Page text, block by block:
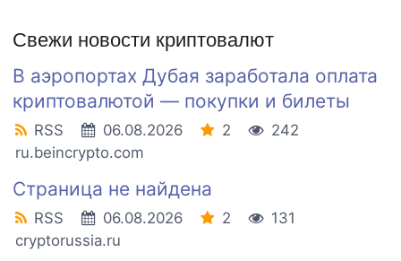
Свежи новости криптовалют
В аэропортах Дубая заработала оплата
криптовалютой — покупки и билеты
RSS 06.08.2026 2
242
ru.beincrypto.com
Страница не найдена
RSS 06.08.2026 2
131
cryptorussia.ru